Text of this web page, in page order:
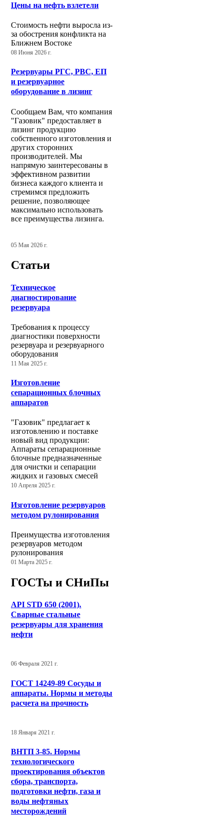
Цены на нефть взлетели
Стоимость нефти выросла из-
за обострения конфликта на
Ближнем Востоке
08 Июня 2026 г.
Резервуары РГС, РВС, ЕП
и резервуарное
оборудование в лизинг
Сообщаем Вам, что компания
"Газовик" предоставляет в
лизинг продукцию
собственного изготовления и
других сторонних
производителей. Мы
напрямую заинтересованы в
эффективном развитии
бизнеса каждого клиента и
стремимся предложить
решение, позволяющее
максимально использовать
все преимущества лизинга.
05 Мая 2026 г.
Статьи
Техническое
диагностирование
резервуара
Требования к процессу
диагностики поверхности
резервуара и резервуарного
оборудования
11 Мая 2025 г.
Изготовление
сепарационных блочных
аппаратов
"Газовик" предлагает к
изготовлению и поставке
новый вид продукции:
Аппараты сепарационные
блочные предназначенные
для очистки и сепарации
жидких и газовых смесей
10 Апреля 2025 г.
Изготовление резервуаров
методом рулонирования
Преимущества изготовления
резервуаров методом
рулонирования
01 Марта 2025 г.
ГОСТы и СНиПы
API STD 650 (2001).
Сварные стальные
резервуары для хранения
нефти
06 Февраля 2021 г.
ГОСТ 14249-89 Сосуды и
аппараты. Нормы и методы
расчета на прочность
18 Января 2021 г.
ВНТП 3-85. Нормы
технологического
проектирования объектов
сбора, транспорта,
подготовки нефти, газа и
воды нефтяных
месторождений